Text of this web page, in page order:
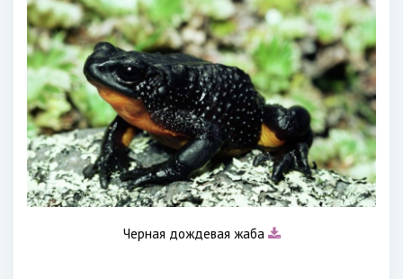
Черная дождевая жаба